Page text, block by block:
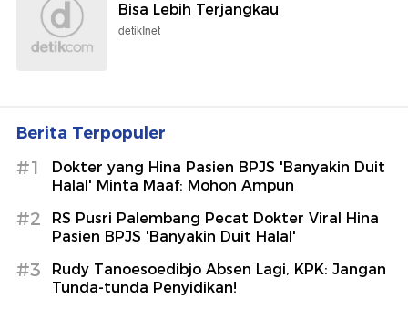
Bisa Lebih Terjangkau
detikInet
Berita Terpopuler
#1
Dokter yang Hina Pasien BPJS 'Banyakin Duit
Halal' Minta Maaf: Mohon Ampun
#2
RS Pusri Palembang Pecat Dokter Viral Hina
Pasien BPJS 'Banyakin Duit Halal'
#3
Rudy Tanoesoedibjo Absen Lagi, KPK: Jangan
Tunda-tunda Penyidikan!